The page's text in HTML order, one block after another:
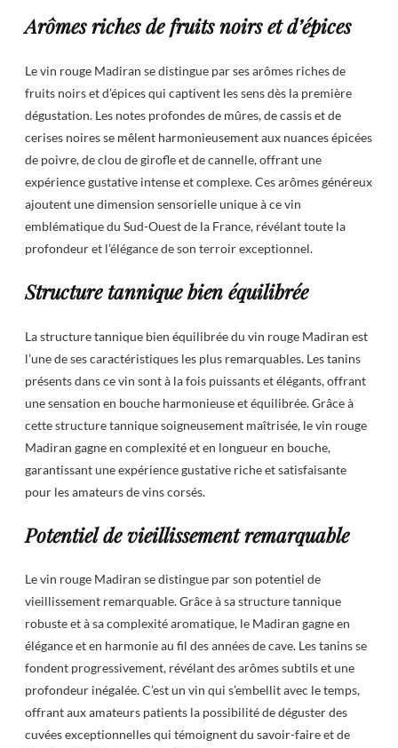
Arômes riches de fruits noirs et d’épices
Le vin rouge Madiran se distingue par ses arômes riches de
fruits noirs et d’épices qui captivent les sens dès la première
dégustation. Les notes profondes de mûres, de cassis et de
cerises noires se mêlent harmonieusement aux nuances épicées
de poivre, de clou de girofle et de cannelle, offrant une
expérience gustative intense et complexe. Ces arômes généreux
ajoutent une dimension sensorielle unique à ce vin
emblématique du Sud-Ouest de la France, révélant toute la
profondeur et l’élégance de son terroir exceptionnel.
Structure tannique bien équilibrée
La structure tannique bien équilibrée du vin rouge Madiran est
l’une de ses caractéristiques les plus remarquables. Les tanins
présents dans ce vin sont à la fois puissants et élégants, offrant
une sensation en bouche harmonieuse et équilibrée. Grâce à
cette structure tannique soigneusement maîtrisée, le vin rouge
Madiran gagne en complexité et en longueur en bouche,
garantissant une expérience gustative riche et satisfaisante
pour les amateurs de vins corsés.
Potentiel de vieillissement remarquable
Le vin rouge Madiran se distingue par son potentiel de
vieillissement remarquable. Grâce à sa structure tannique
robuste et à sa complexité aromatique, le Madiran gagne en
élégance et en harmonie au fil des années de cave. Les tanins se
fondent progressivement, révélant des arômes subtils et une
profondeur inégalée. C’est un vin qui s’embellit avec le temps,
offrant aux amateurs patients la possibilité de déguster des
cuvées exceptionnelles qui témoignent du savoir-faire et de